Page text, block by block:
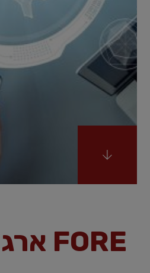
FORE ארגונים